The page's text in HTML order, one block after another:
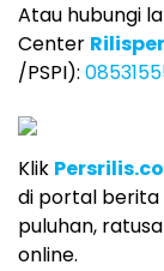
Atau hubungi
Center
/PSPI):
Klik
di portal berita
puluhan,
online.